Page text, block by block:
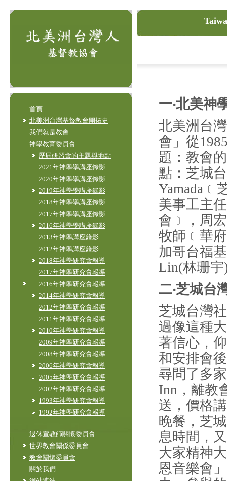
首頁
北美洲台灣基督教會開拓史
我們就是教會
神學教育委員會
歷屆研習會的主題與地點
2021年神學學講座錄影
2020年神學學講座錄影
2019年神學學講座錄影
2018年神學學講座錄影
2017年神學學講座錄影
2016年神學學講座錄影
2013年神學講座錄影
2012年神學講座錄影
2018年神學研究會報導
2017年神學研究會報導
2016年神學研究會報導
2014年神學研究會報導
2012年神學研究會報導
2011年神學研究會報導
2010年神學研究會報導
2009年神學研究會報導
2008年神學研究會報導
2006年神學研究會報導
2005年神學研究會報導
2002年神學研究會報導
1993年神學研究會報導
1992年神學研究會報導
退休宣教師關懷委員會
世界教會關係委員會
教會關懷委員會
關於我們
一‧北美
北美洲台
會」從
題：教會
點：芝城
Yamada﹝
美事工主
會﹞，周
牧師﹝華
加哥台福
Lin(林珊宇
二‧芝城
芝城台灣
過像這種
著信心，
和安排會
尋問了多
Inn，離教
送，價格
晚餐，芝
息時間，
大家精神
恩音樂會